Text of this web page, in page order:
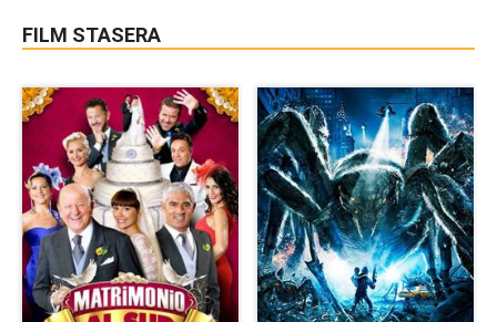
FILM STASERA